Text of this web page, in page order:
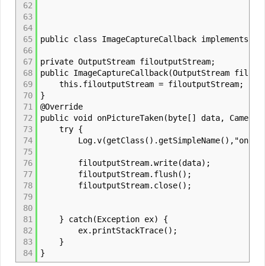
62
63
64
65
66
67
68
69
70
71
72
73
74
75
76
77
78
79
80
81
82
83
84
public class ImageCaptureCallback implements
private OutputStream filoutputStream;
public ImageCaptureCallback(OutputStream
this.filoutputStream = filoutputStream;
}
@Override
public void onPictureTaken(byte[] data, Camera
try {
filoutputStream.write(data);
filoutputStream.flush();
filoutputStream.close();
} catch(Exception ex) {
ex.printStackTrace();
}
}